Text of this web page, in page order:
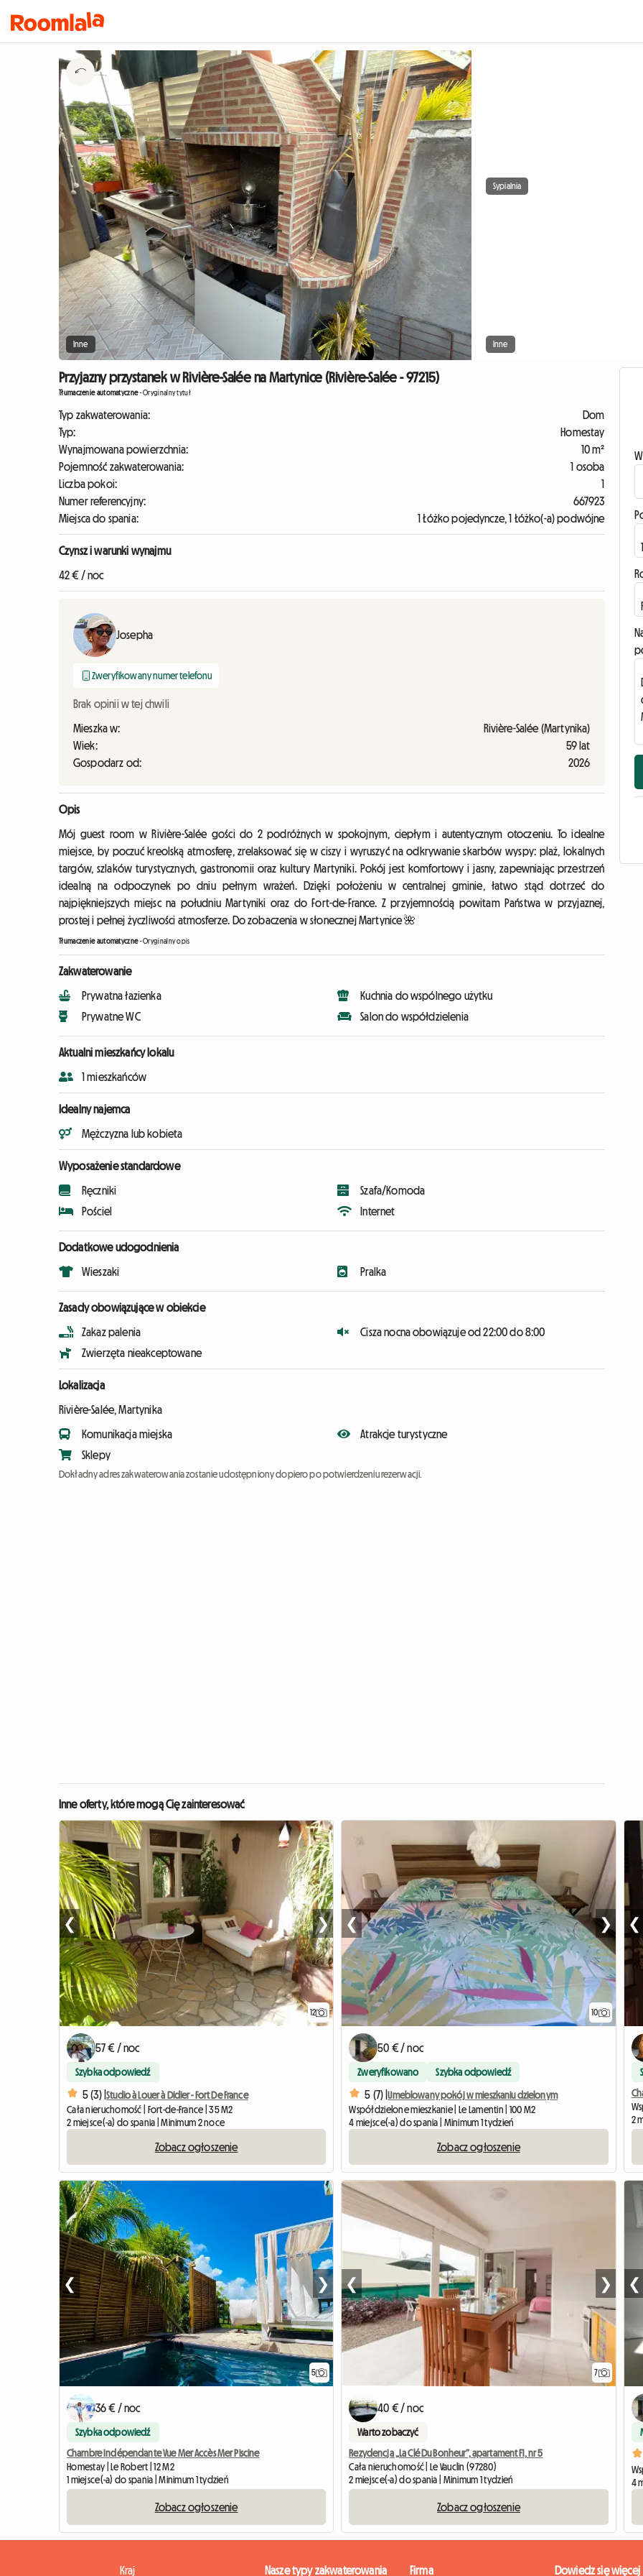
Inne
Sypialnia
Inne
Przyjazny przystanek w Rivière-Salée na Martynice (Rivière-Salée - 97215)
Tłumaczenie automatyczne-Oryginalny tytuł
Typ zakwaterowania:
Dom
Typ:
Homestay
Wynajmowana powierzchnia:
10 m²
Pojemność zakwaterowania:
1 osoba
Liczba pokoi:
1
Numer referencyjny:
667923
Miejsca do spania:
1 Łóżko pojedyncze, 1 Łóżko(-a) podwójne
Czynsz i warunki wynajmu
42 € / noc
Josepha
Zweryfikowany numer telefonu
Brak opinii w tej chwili
Mieszka w:
Rivière-Salée (Martynika)
Wiek:
59 lat
Gospodarz od:
2026
Opis
Mój guest room w Rivière-Salée gości do 2 podróżnych w spokojnym, ciepłym i autentycznym otoczeniu. To idealne
miejsce, by poczuć kreolską atmosferę, zrelaksować się w ciszy i wyruszyć na odkrywanie skarbów wyspy: plaż, lokalnych
targów, szlaków turystycznych, gastronomii oraz kultury Martyniki. Pokój jest komfortowy i jasny, zapewniając przestrzeń
idealną na odpoczynek po dniu pełnym wrażeń. Dzięki położeniu w centralnej gminie, łatwo stąd dotrzeć do
najpiękniejszych miejsc na południu Martyniki oraz do Fort-de-France. Z przyjemnością powitam Państwa w przyjaznej,
prostej i pełnej życzliwości atmosferze. Do zobaczenia w słonecznej Martynice 🌺
Tłumaczenie automatyczne-Oryginalny opis
Zakwaterowanie
Prywatna łazienka
Prywatne WC
Kuchnia do wspólnego użytku
Salon do współdzielenia
Aktualni mieszkańcy lokalu
1 mieszkańców
Idealny najemca
Mężczyzna lub kobieta
Wyposażenie standardowe
Ręczniki
Pościel
Szafa/Komoda
Internet
Dodatkowe udogodnienia
Wieszaki Pralka
Zasady obowiązujące w obiekcie
Zakaz palenia
Zwierzęta nieakceptowane
Cisza nocna obowiązuje od 22:00 do 8:00
Lokalizacja
Rivière-Salée, Martynika
Komunikacja miejska
Sklepy
Atrakcje turystyczne
Dokładny adres zakwaterowania zostanie udostępniony dopiero po potwierdzeniu rezerwacji.
Inne oferty, które mogą Cię zainteresować
12
❮ ❯
57 € / noc
Szybka odpowiedź
5 (3) |Studio à Louer à Didier - Fort De France
Cała nieruchomość | Fort-de-France | 35 M2
2 miejsce(-a) do spania | Minimum 2 noce
Zobacz ogłoszenie
10
❮ ❯
50 € / noc
Zweryfikowano Szybka odpowiedź
5 (7) |Umeblowany pokój w mieszkaniu dzielonym
Współdzielone mieszkanie | Le Lamentin | 100 M2
4 miejsce(-a) do spania | Minimum 1 tydzień
Zobacz ogłoszenie
❮
2
5
❮ ❯
36 € / noc
Szybka odpowiedź
Chambre Indépendante Vue Mer Accès Mer Piscine
Homestay | Le Robert | 12 M2
1 miejsce(-a) do spania | Minimum 1 tydzień
Zobacz ogłoszenie
7
❮ ❯
40 € / noc
Warto zobaczyć
Rezydencja „La Clé Du Bonheur”, apartament F1, nr 5
Cała nieruchomość | Le Vauclin (97280)
2 miejsce(-a) do spania | Minimum 1 tydzień
Zobacz ogłoszenie
❮
4
Kraj Nasze typy zakwaterowania Firma Dowiedz się więcej